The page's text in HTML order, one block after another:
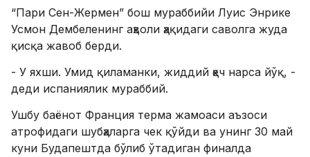
“Пари Сен-Жермен” бош мураббийи Луис Энрике
Усмон Дембеленинг аҳволи ҳақидаги саволга жуда
қисқа жавоб берди.
- У яхши. Умид қиламанки, жиддий ҳеч нарса йўқ, -
деди испаниялик мураббий.
​Ушбу баёнот Франция терма жамоаси аъзоси
атрофидаги шубҳаларга чек қўйди ва унинг 30 май
куни Будапештда бўлиб ўтадиган финалда